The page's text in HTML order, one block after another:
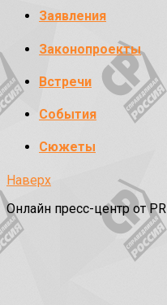
Заявления
Законопроекты
Встречи
События
Сюжеты
Наверх
Онлайн пресс-центр от